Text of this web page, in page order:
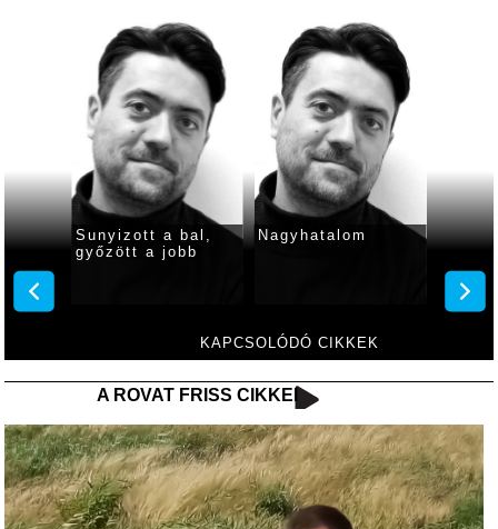
KAPCSOLÓDÓ CIKKEK
Sunyizott a bal,
győzött a jobb
Nagyhatalom
A
nem
A ROVAT FRISS CIKKEI